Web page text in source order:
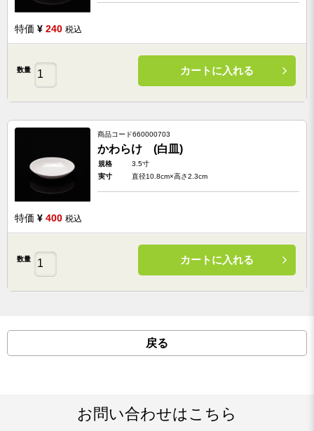
特価 ¥ 240 税込
数量 カートに入れる
商品コード660000703
かわらけ (白皿)
規格
3.5寸
実寸
直径10.8cm×高さ2.3cm
特価 ¥ 400 税込
数量 カートに入れる
戻る
お問い合わせはこちら